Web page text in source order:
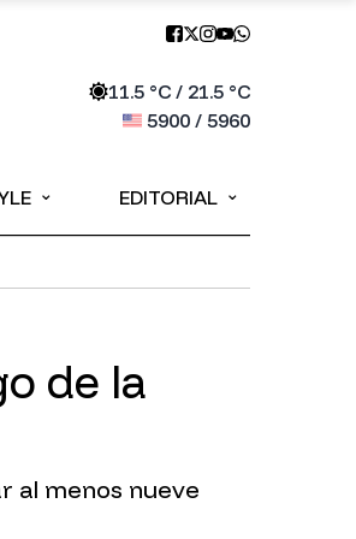
11.5°C / 21.5°C
5900/ 5960
⌄ EDITORIAL ⌄
de la
al menos nueve